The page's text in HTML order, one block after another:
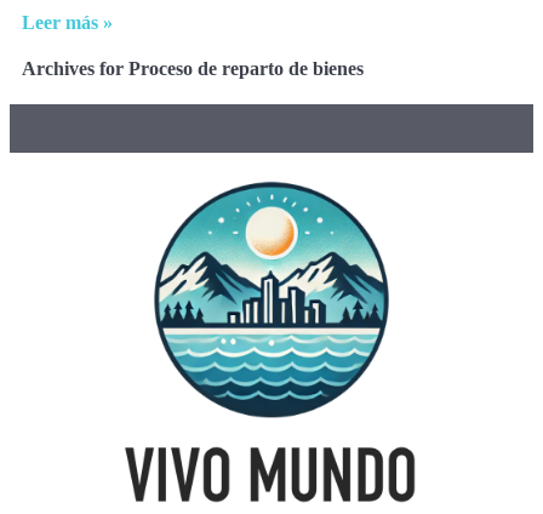
Leer más »
Archives for Proceso de reparto de bienes